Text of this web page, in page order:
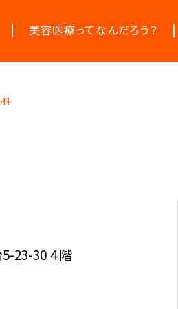
美容医療ってなんだろう？
科
23-30 ４階